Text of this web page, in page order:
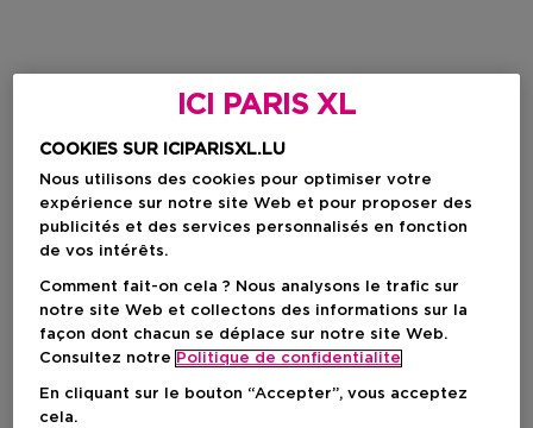
ICI PARIS XL
COOKIES SUR ICIPARISXL.LU
Nous utilisons des cookies pour optimiser votre
expérience sur notre site Web et pour proposer des
publicités et des services personnalisés en fonction
de vos intérêts.
Comment fait-on cela ? Nous analysons le trafic sur
notre site Web et collectons des informations sur la
façon dont chacun se déplace sur notre site Web.
Consultez notre Politique de confidentialite
En cliquant sur le bouton “Accepter”, vous acceptez
cela.